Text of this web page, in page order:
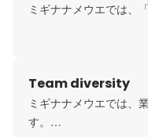
ミギナナメウエでは、
伴走していきます！
Team diversity
ミギナナメウエでは、
す。